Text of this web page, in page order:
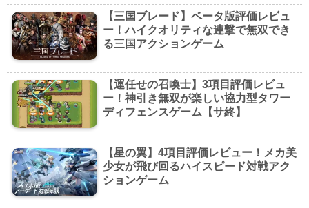
【三国ブレード】ベータ版評価レビュ
ー！ハイクオリティな連撃で無双でき
る三国アクションゲーム
【運任せの召喚士】3項目評価レビュ
ー！神引き無双が楽しい協力型タワー
ディフェンスゲーム【サ終】
【星の翼】4項目評価レビュー！メカ美
少女が飛び回るハイスピード対戦アク
ションゲーム